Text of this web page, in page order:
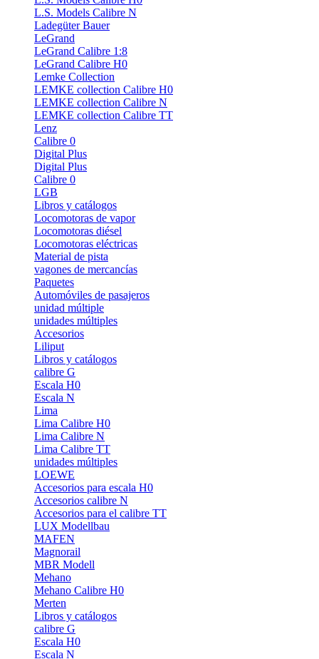
L.S. Models Calibre N
Ladegüter Bauer
LeGrand
LeGrand Calibre 1:8
LeGrand Calibre H0
Lemke Collection
LEMKE collection Calibre H0
LEMKE collection Calibre N
LEMKE collection Calibre TT
Lenz
Calibre 0
Digital Plus
Digital Plus
Calibre 0
LGB
Libros y catálogos
Locomotoras de vapor
Locomotoras diésel
Locomotoras eléctricas
Material de pista
vagones de mercancías
Paquetes
Automóviles de pasajeros
unidad múltiple
unidades múltiples
Accesorios
Liliput
Libros y catálogos
calibre G
Escala H0
Escala N
Lima
Lima Calibre H0
Lima Calibre N
Lima Calibre TT
unidades múltiples
LOEWE
Accesorios para escala H0
Accesorios calibre N
Accesorios para el calibre TT
LUX Modellbau
MAFEN
Magnorail
MBR Modell
Mehano
Mehano Calibre H0
Merten
Libros y catálogos
calibre G
Escala H0
Escala N